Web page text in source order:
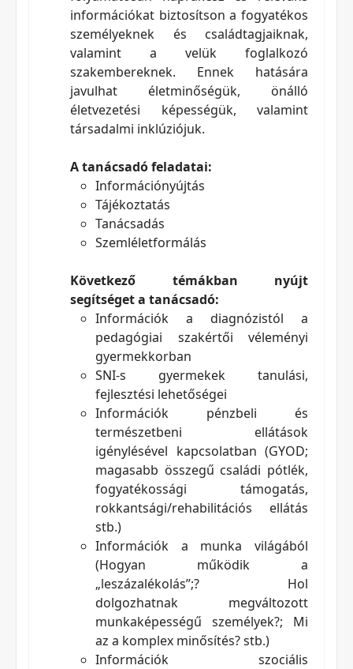
információkat biztosítson a fogyatékos
személyeknek és családtagjaiknak,
valamint a velük foglalkozó
szakembereknek. Ennek hatására
javulhat életminőségük, önálló
életvezetési képességük, valamint
társadalmi inklúziójuk.
A tanácsadó feladatai:
Információnyújtás
Tájékoztatás
Tanácsadás
Szemléletformálás
Következő témákban nyújt
segítséget a tanácsadó:
Információk a diagnózistól a
pedagógiai szakértői véleményi
gyermekkorban
SNI-s gyermekek tanulási,
fejlesztési lehetőségei
Információk pénzbeli és
természetbeni ellátások
igénylésével kapcsolatban (GYOD;
magasabb összegű családi pótlék,
fogyatékossági támogatás,
rokkantsági/rehabilitációs ellátás
stb.)
Információk a munka világából
(Hogyan működik a
„leszázalékolás”;? Hol
dolgozhatnak megváltozott
munkaképességű személyek?; Mi
az a komplex minősítés? stb.)
Információk szociális